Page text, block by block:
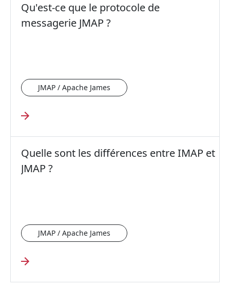
Qu'est-ce que le protocole de
messagerie JMAP ?
JMAP / Apache James
Quelle sont les différences entre IMAP et
JMAP ?
JMAP / Apache James